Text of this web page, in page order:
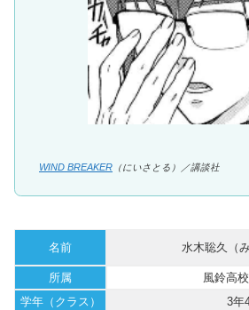
WIND BREAKER （にいさとる）／講談社
名前 水木聡久（
所属
風鈴高
学年（クラス）
3年